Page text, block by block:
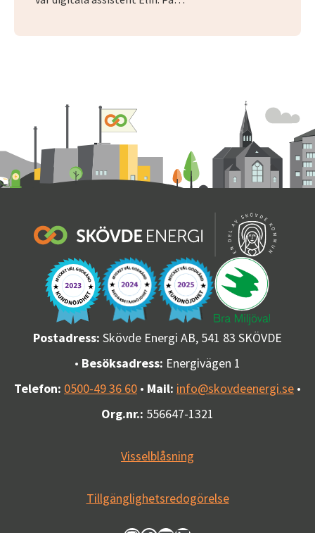
Postadress: Skövde Energi AB, 541 83 SKÖVDE
• Besöksadress: Energivägen 1
Telefon: 0500-49 36 60 • Mail: info@skovdeenergi.se •
Org.nr.: 556647-1321
Visselblåsning
Tillgänglighetsredogörelse